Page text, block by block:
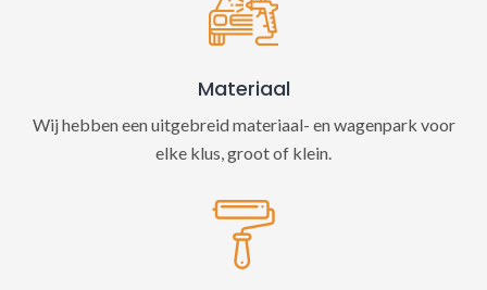
Materiaal
Wij hebben een uitgebreid materiaal- en wagenpark voor
elke klus, groot of klein.